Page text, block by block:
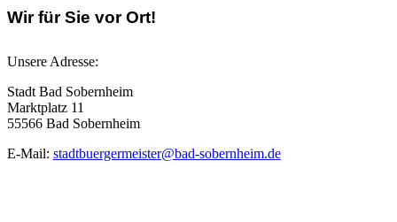
Wir für Sie vor Ort!
Unsere Adresse:
Stadt Bad Sobernheim
Marktplatz 11
55566 Bad Sobernheim
E-Mail: stadtbuergermeister@bad-sobernheim.de